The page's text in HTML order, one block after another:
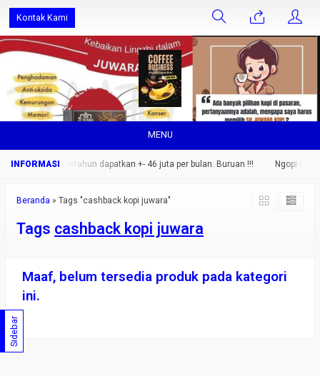
Kontak Kami
MENU
orang saja.. setahun dapatkan +- 46 juta per bulan. Buruan !!! Ngopi
Beranda » Tags "cashback kopi juwara"
Tags cashback kopi juwara
Maaf, belum tersedia produk pada kategori
ini.
Sidebar